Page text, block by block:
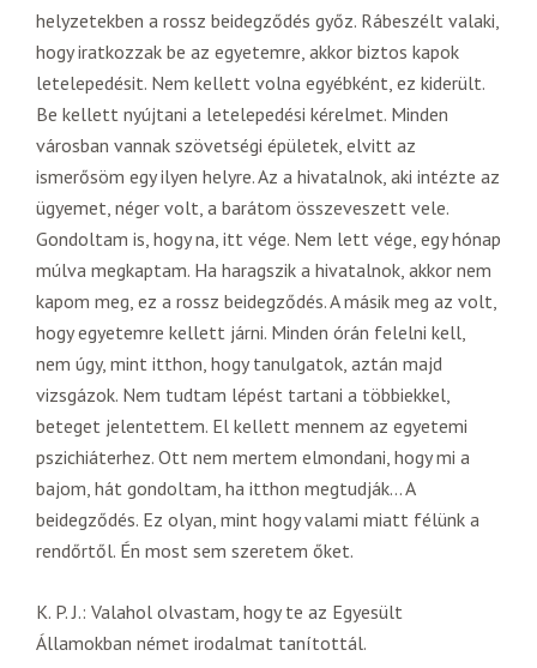
helyzetekben a rossz beidegződés győz. Rábeszélt valaki,
hogy iratkozzak be az egyetemre, akkor biztos kapok
letelepedésit. Nem kellett volna egyébként, ez kiderült.
Be kellett nyújtani a letelepedési kérelmet. Minden
városban vannak szövetségi épületek, elvitt az
ismerősöm egy ilyen helyre. Az a hivatalnok, aki intézte az
ügyemet, néger volt, a barátom összeveszett vele.
Gondoltam is, hogy na, itt vége. Nem lett vége, egy hónap
múlva megkaptam. Ha haragszik a hivatalnok, akkor nem
kapom meg, ez a rossz beidegződés. A másik meg az volt,
hogy egyetemre kellett járni. Minden órán felelni kell,
nem úgy, mint itthon, hogy tanulgatok, aztán majd
vizsgázok. Nem tudtam lépést tartani a többiekkel,
beteget jelentettem. El kellett mennem az egyetemi
pszichiáterhez. Ott nem mertem elmondani, hogy mi a
bajom, hát gondoltam, ha itthon megtudják… A
beidegződés. Ez olyan, mint hogy valami miatt félünk a
rendőrtől. Én most sem szeretem őket.
K. P. J.: Valahol olvastam, hogy te az Egyesült
Államokban német irodalmat tanítottál.